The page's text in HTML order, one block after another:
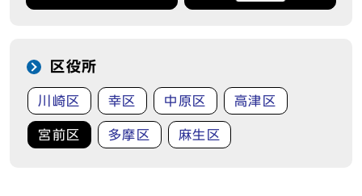
区役所
川崎区 幸区 中原区 高津区
宮前区 多摩区 麻生区